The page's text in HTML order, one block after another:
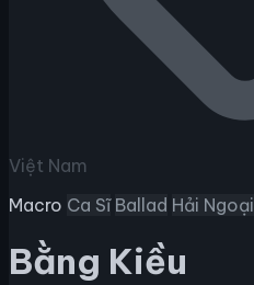
Việt Nam
Macro Ca Sĩ Ballad Hải Ngoại
Bằng Kiều